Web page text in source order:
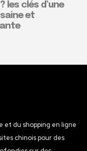
les clés d’une
et
et du shopping en ligne
chinois pour des